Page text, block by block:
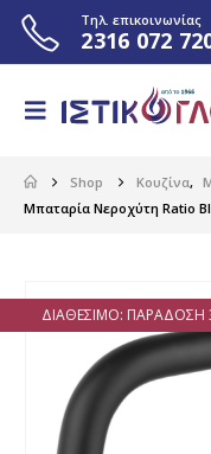
Τηλ. επικοινωνίας
2316 072
Shop Κουζίνα,
Μπαταρία Νεροχύτη Ratio
ΔΙΑΘΈΣΙΜΟ: ΠΑΡΆΔΟΣΗ